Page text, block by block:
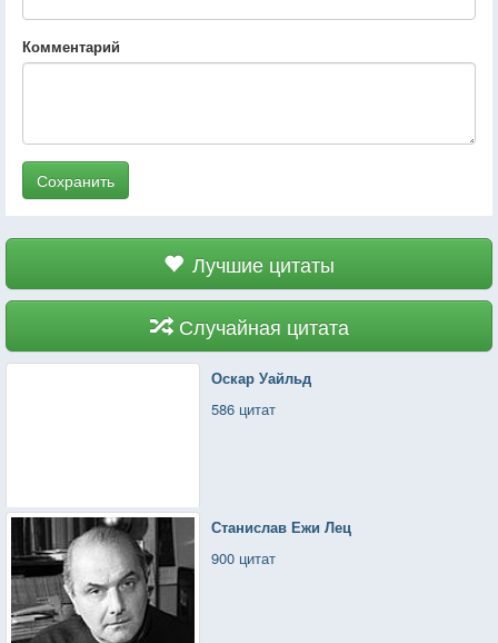
Комментарий
Сохранить
Лучшие цитаты
Случайная цитата
Оскар Уайльд
586 цитат
Станислав Ежи Лец
900 цитат